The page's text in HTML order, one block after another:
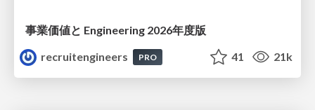
事業価値と Engineering 2026年度版
recruitengineers
PRO 41 21k